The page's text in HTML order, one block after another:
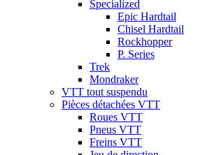
Specialized
Epic Hardtail
Chisel Hardtail
Rockhopper
P. Series
Trek
Mondraker
VTT tout suspendu
Pièces détachées VTT
Roues VTT
Pneus VTT
Freins VTT